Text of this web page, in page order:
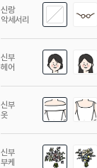
신랑
악세서리
신부
헤어
신부
옷
신부
부케